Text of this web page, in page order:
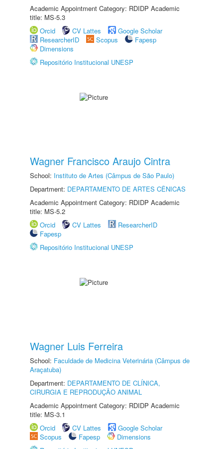
Academic Appointment Category: RDIDP Academic
title: MS-5.3
Orcid
CV Lattes
Google Scholar
ResearcherID
Scopus
Fapesp
Dimensions
Repositório Institucional UNESP
Wagner Francisco Araujo Cintra
School: Instituto de Artes (Câmpus de São Paulo)
Department: DEPARTAMENTO DE ARTES CÊNICAS
Academic Appointment Category: RDIDP Academic
title: MS-5.2
Orcid
CV Lattes
ResearcherID
Fapesp
Repositório Institucional UNESP
Wagner Luis Ferreira
School: Faculdade de Medicina Veterinária (Câmpus de
Araçatuba)
Department: DEPARTAMENTO DE CLÍNICA,
CIRURGIA E REPRODUÇÃO ANIMAL
Academic Appointment Category: RDIDP Academic
title: MS-3.1
Orcid
CV Lattes
Google Scholar
Scopus
Fapesp
Dimensions